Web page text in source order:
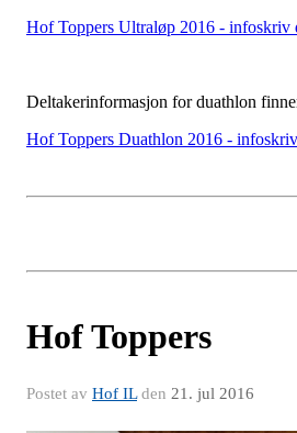
Hof Toppers Ultraløp 2016 - infoskriv
Deltakerinformasjon for duathlon
Hof Toppers Duathlon 2016 -
Hof Toppers
Postet av Hof ILden 21. jul 2016